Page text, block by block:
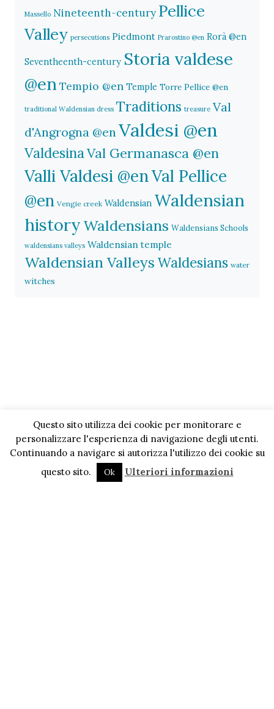
Massello Nineteenth-century Pellice
Valley persecutions Piedmont Prarostino @en Rorà @en
Seventheenth-century Storia valdese
@en Tempio @en Temple Torre Pellice @en
traditional Waldensian dress Traditions treasure Val
d'Angrogna @enValdesi @en
ValdesinaVal Germanasca @en
Valli Valdesi @enVal Pellice
@en Vengie creek Waldensian Waldensian
historyWaldensians Waldensians Schools
waldensians valleys Waldensian temple
Waldensian Valleys Waldesians water
witches
Questo sito utilizza dei cookie per monitorare e
personalizzare l'esperienza di navigazione degli utenti.
Continuando a navigare si autorizza l'utilizzo dei cookie su
questo sito.
Ok Ulteriori informazioni